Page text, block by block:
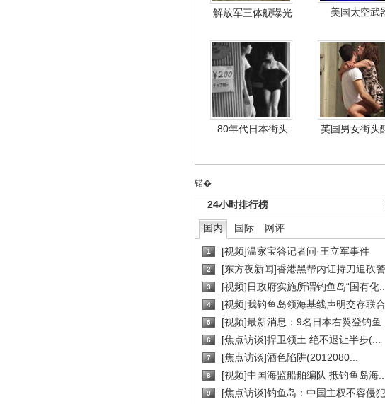
解放军三体舰曝光 美国太空武
80年代日本街头 英国男女街头
锘�
24小时排行榜
国内 国际 网评
1 [视频]温家宝答记者问·王立军事件
2 [东方夜新闻]香港黑帮内讧持刀追砍警
3 [视频]日政府实施所谓钓鱼岛“国有化...
4 [视频]我钓鱼岛领海基线声明交存联合
5 [视频]最新消息：9名日本右翼登钓鱼...
6 [焦点访谈]捍卫领土 绝不退让半步(...
7 [焦点访谈]酒色陷阱(2012080...
8 [视频]中国海监船舶编队 抵钓鱼岛海...
9 [焦点访谈]钓鱼岛：中国主权不容侵犯